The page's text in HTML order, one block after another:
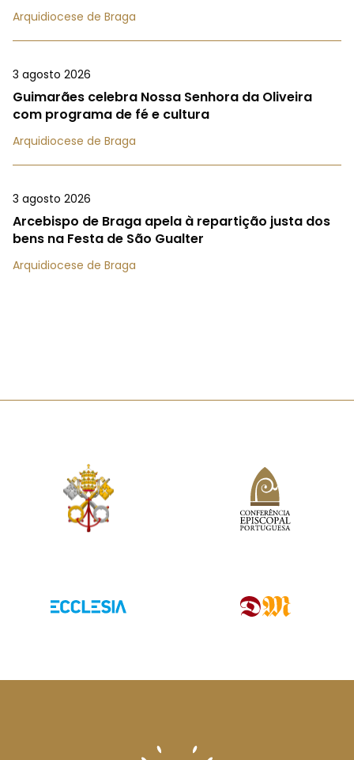
Arquidiocese de Braga
3 agosto 2026
Guimarães celebra Nossa Senhora da Oliveira
com programa de fé e cultura
Arquidiocese de Braga
3 agosto 2026
Arcebispo de Braga apela à repartição justa dos
bens na Festa de São Gualter
Arquidiocese de Braga